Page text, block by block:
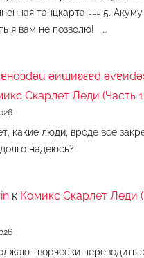
танцкарта === 5. Акуму
я вам не позволю! …
ǝиɯиʚεɐd
Скарлет Леди (Часть
какие люди, вроде всё
надеюсь?
к Комикс Скарлет Леди
творчески переводить